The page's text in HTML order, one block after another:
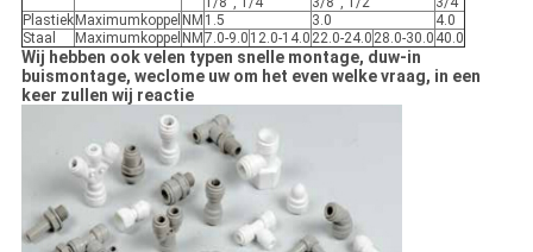
PlastiekMaximumkoppel NM 1.5 3.0
4.0
Staal
Maximumkoppel NM7.0-9.0 12.0-14.0 22.0-24.0 28.0-30.0 40.0
Wij hebben ook velen typen snelle montage, duw-in
buismontage, weclome uw om het even welke vraag, in een
keer zullen wij reactie